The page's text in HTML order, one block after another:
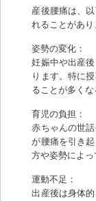
産後腰痛は、
れることがあり
姿勢の変化：
妊娠中や出産
ります。特に
ることが多くな
育児の負担：
赤ちゃんの世
が腰痛を引き
方や姿勢によっ
運動不足：
出産後は身体